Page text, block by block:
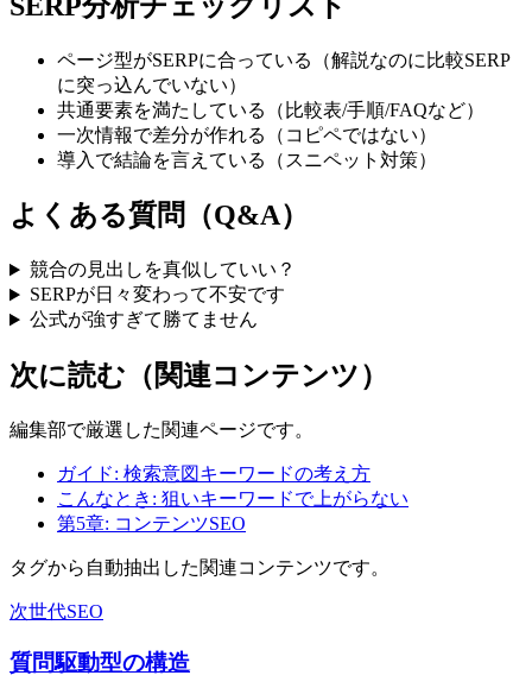
ページ型がSERPに合っている（解説なのに比較SERP
に突っ込んでいない）
共通要素を満たしている（比較表/手順/FAQなど）
一次情報で差分が作れる（コピペではない）
導入で結論を言えている（スニペット対策）
よくある質問（Q&A）
競合の見出しを真似していい？
SERPが日々変わって不安です
公式が強すぎて勝てません
次に読む（関連コンテンツ）
編集部で厳選した関連ページです。
ガイド: 検索意図キーワードの考え方
こんなとき: 狙いキーワードで上がらない
第5章: コンテンツSEO
タグから自動抽出した関連コンテンツです。
次世代SEO
質問駆動型の構造